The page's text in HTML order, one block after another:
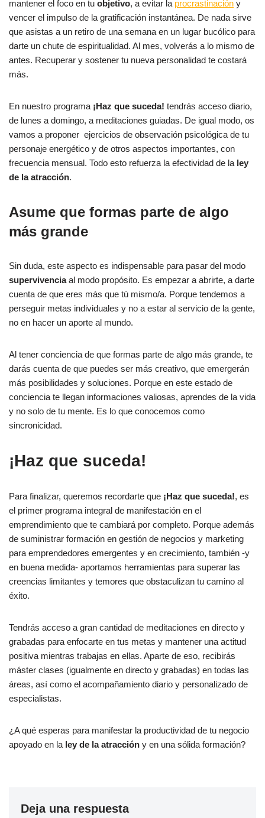
mantener el foco en tu objetivo, a evitar la procrastinación y
vencer el impulso de la gratificación instantánea. De nada sirve
que asistas a un retiro de una semana en un lugar bucólico para
darte un chute de espiritualidad. Al mes, volverás a lo mismo de
antes. Recuperar y sostener tu nueva personalidad te costará
más.
En nuestro programa ¡Haz que suceda! tendrás acceso diario,
de lunes a domingo, a meditaciones guiadas. De igual modo, os
vamos a proponer ejercicios de observación psicológica de tu
personaje energético y de otros aspectos importantes, con
frecuencia mensual. Todo esto refuerza la efectividad de la ley
de la atracción.
Asume que formas parte de algo
más grande
Sin duda, este aspecto es indispensable para pasar del modo
supervivenciaal modo propósito. Es empezar a abrirte, a darte
cuenta de que eres más que tú mismo/a. Porque tendemos a
perseguir metas individuales y no a estar al servicio de la gente,
no en hacer un aporte al mundo.
Al tener conciencia de que formas parte de algo más grande, te
darás cuenta de que puedes ser más creativo, que emergerán
más posibilidades y soluciones. Porque en este estado de
conciencia te llegan informaciones valiosas, aprendes de la vida
y no solo de tu mente. Es lo que conocemos como
sincronicidad.
¡Haz que suceda!
Para finalizar, queremos recordarte que ¡Haz que suceda!, es
el primer programa integral de manifestación en el
emprendimiento que te cambiará por completo. Porque además
de suministrar formación en gestión de negocios y marketing
para emprendedores emergentes y en crecimiento, también -y
en buena medida- aportamos herramientas para superar las
creencias limitantes y temores que obstaculizan tu camino al
éxito.
Tendrás acceso a gran cantidad de meditaciones en directo y
grabadas para enfocarte en tus metas y mantener una actitud
positiva mientras trabajas en ellas. Aparte de eso, recibirás
máster clases (igualmente en directo y grabadas) en todas las
áreas, así como el acompañamiento diario y personalizado de
especialistas.
¿A qué esperas para manifestar la productividad de tu negocio
apoyado en la ley de la atracción y en una sólida formación?
Deja una respuesta